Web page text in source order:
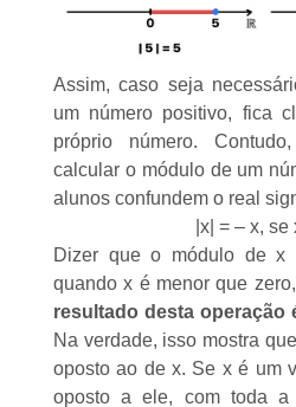
Assim, caso seja
um número positivo, fica
próprio número.
calcular o módulo de um
alunos confundem o real
|x| = – x, se
Dizer que o módulo de
quando x é menor que zero,
resultado desta operação
Na verdade, isso mostra
opostoao de x. Se x é um
oposto a ele, com toda